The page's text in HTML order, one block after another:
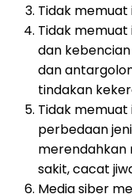
Tidak memuat
Tidak
dan
dan
tindakan
Tidak memuat
perbedaan
merendahkan
sakit, cacat
Media siber